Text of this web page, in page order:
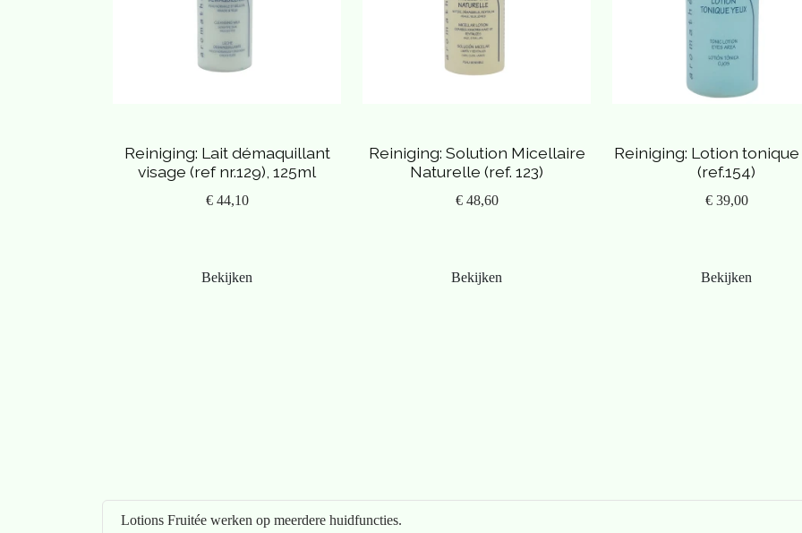
Lotion Fruitée Rougeurs, Couperose (ref.120)
Lotion Fruitée Astringente (ref.124)
Lotion Fruitée Hydratante (ref.131)
Lotion Fruitée Régénérant (ref.152)
Reiniging: Lait démaquillant
visage (ref nr.129), 125ml
€ 44,10
Bekijken
Reiniging: Solution Micellaire
Naturelle (ref. 123)
€ 48,60
Bekijken
Reiniging: Lotion
(ref.154)
€ 39,00
Bekijken
Lotions Fruitée werken op meerdere huidfuncties.